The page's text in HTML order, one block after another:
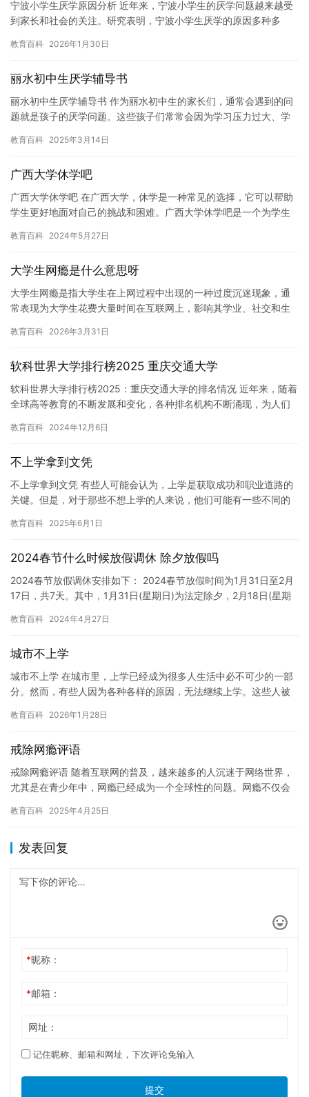
宁波小学生厌学原因分析 近年来，宁波小学生的厌学问题越来越受
到家长和社会的关注。研究表明，宁波小学生厌学的原因多种多
宁波小…
教育百科 2026年1月30日
丽水初中生厌学辅导书
丽水初中生厌学辅导书 作为丽水初中生的家长们，通常会遇到的问
题就是孩子的厌学问题。这些孩子们常常会因为学习压力过大、学
应该…
教育百科 2025年3月14日
广西大学休学吧
广西大学休学吧 在广西大学，休学是一种常见的选择，它可以帮助
学生更好地面对自己的挑战和困难。广西大学休学吧是一个为学生
社区…
教育百科 2024年5月27日
大学生网瘾是什么意思呀
大学生网瘾是指大学生在上网过程中出现的一种过度沉迷现象，通
常表现为大学生花费大量时间在互联网上，影响其学业、社交和生
下降、…
教育百科 2026年3月31日
软科世界大学排行榜2025 重庆交通大学
软科世界大学排行榜2025：重庆交通大学的排名情况 近年来，随着
全球高等教育的不断发展和变化，各种排名机构不断涌现，为人们
教育百科 2024年12月6日
不上学拿到文凭
不上学拿到文凭 有些人可能会认为，上学是获取成功和职业道路的
关键。但是，对于那些不想上学的人来说，他们可能有一些不同的
先，…
教育百科 2025年6月1日
2024春节什么时候放假调休 除夕放假吗
2024春节放假调休安排如下： 2024春节放假时间为1月31日至2月
17日，共7天。其中，1月31日(星期日)为法定除夕，2月18日(星期
教育百科 2024年4月27日
城市不上学
城市不上学 在城市里，上学已经成为很多人生活中必不可少的一部
分。然而，有些人因为各种各样的原因，无法继续上学。这些人被
教育百科 2026年1月28日
戒除网瘾评语
戒除网瘾评语 随着互联网的普及，越来越多的人沉迷于网络世界，
尤其是在青少年中，网瘾已经成为一个全球性的问题。网瘾不仅会
题和…
教育百科 2025年4月25日
发表回复
*昵称：
*邮箱：
网址：
记住昵称、邮箱和网址，下次评论免输入
提交